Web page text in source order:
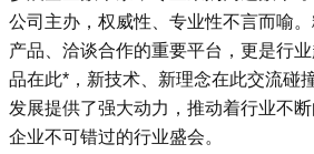
公司主办，权威性、专业性不言而喻
产品、洽谈合作的重要平台，更是行
品在此*，新技术、新理念在此交流碰
发展提供了强大动力，推动着行业不
企业不可错过的行业盛会。